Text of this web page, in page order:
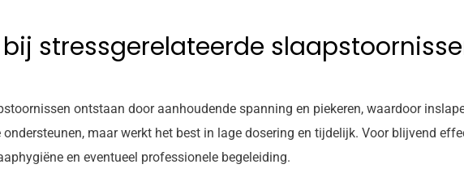
stressgerelateerde
ontstaan door aanhoudende spanning en piekeren, waardoor
maar werkt het best in lage dosering en tijdelijk. Voor blijvend
en eventueel professionele begeleiding.